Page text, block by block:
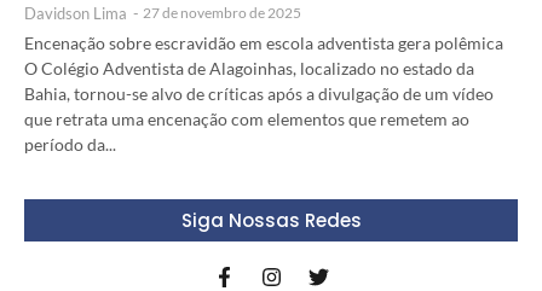
Davidson Lima - 27 de novembro de 2025
Encenação sobre escravidão em escola adventista gera polêmica
O Colégio Adventista de Alagoinhas, localizado no estado da
Bahia, tornou-se alvo de críticas após a divulgação de um vídeo
que retrata uma encenação com elementos que remetem ao
período da...
Siga Nossas Redes